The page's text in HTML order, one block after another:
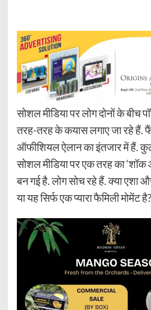
सोशल मीडिया पर लोग दोनों के बीच
तरह-तरह के कयास लगाए जा रहे हैं.
ऑफीशियल ऐलान का इंतजार में हैं.
सोशल मीडिया पर एक तरह का ‘शॉक
बन गई है. लोग सोच रहे हैं. क्या एशा
या यह सिर्फ एक प्यारा फैमिली मोमेंट है?